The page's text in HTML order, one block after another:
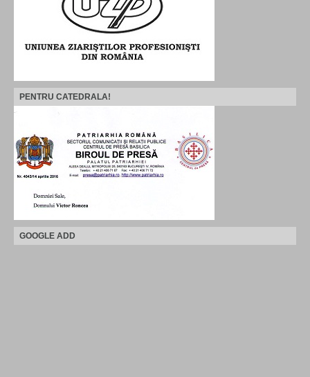
PENTRU CATEDRALA!
GOOGLE ADD